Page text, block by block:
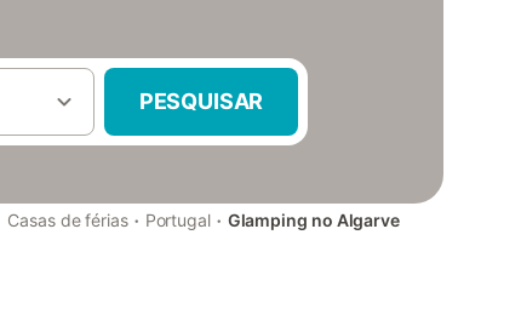
PESQUISAR
Casas de férias · Portugal · Glamping no Algarve